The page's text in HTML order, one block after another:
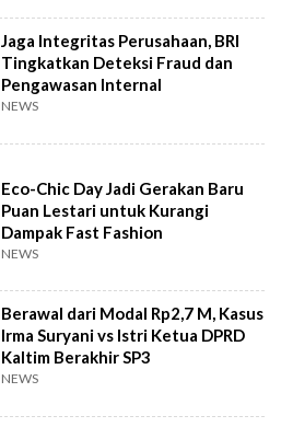
Jaga Integritas Perusahaan, BRI
Tingkatkan Deteksi Fraud dan
Pengawasan Internal
NEWS
Eco-Chic Day Jadi Gerakan Baru
Puan Lestari untuk Kurangi
Dampak Fast Fashion
NEWS
Berawal dari Modal Rp2,7 M, Kasus
Irma Suryani vs Istri Ketua DPRD
Kaltim Berakhir SP3
NEWS